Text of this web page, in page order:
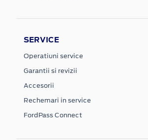
SERVICE
Operatiuni service
Garantii si revizii
Accesorii
Rechemari in service
FordPass Connect